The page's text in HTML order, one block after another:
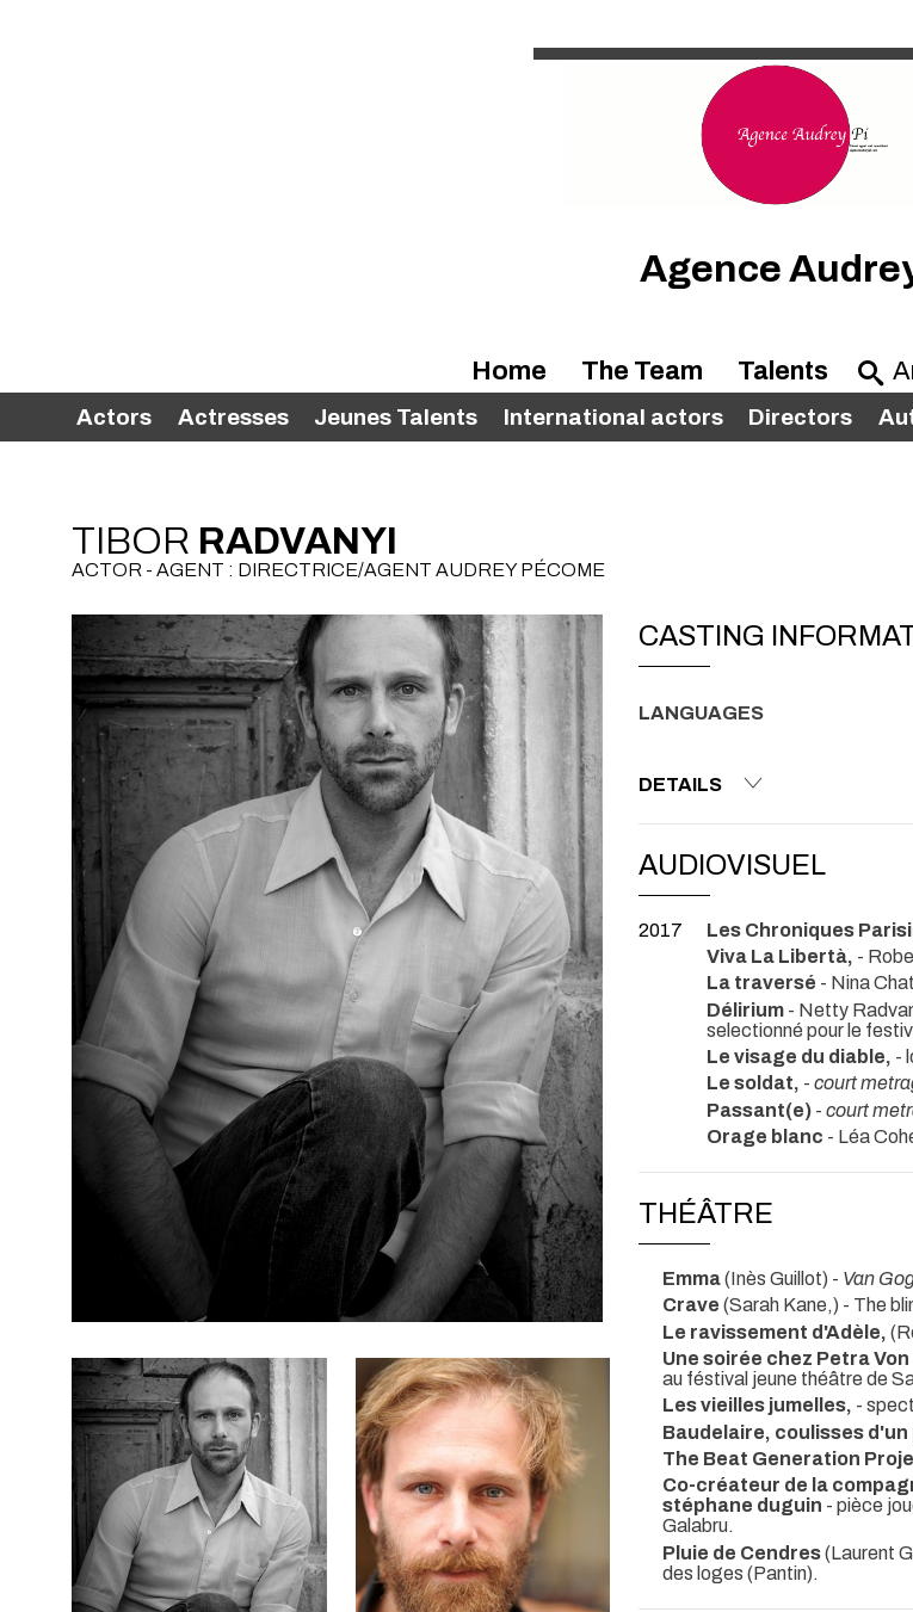
Agence
Home The Team Talents
Actors Actresses Jeunes Talents International actors Directors
TIBOR RADVANYI
ACTOR - AGENT : DIRECTRICE/AGENT AUDREY PÉCOME
CASTING
LANGUAGES
DETAILS
AUDIOVISUEL
2017 Les Chroniques
Viva La Libertà, -
La traversé - Nina
Délirium - Netty
selectionné pour le
Le visage du diable, -
Le soldat, - court
Passant(e) - court
Orage blanc - Léa
THÉÂTRE
Emma(Inès Guillot) - Van
Crave (Sarah Kane,) - The
Le ravissement d'Adèle,
Une soirée chez Petra Von
au féstival jeune théâtre de
Les vieilles jumelles, -
Baudelaire, coulisses
The Beat Generation
Co-créateur de la
stéphane duguin - pièce
Galabru.
Pluie de Cendres(Laurent
des loges (Pantin).